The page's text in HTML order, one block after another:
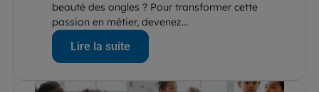
beauté des ongles ? Pour transformer cette
passion en métier, devenez...
Lire la suite